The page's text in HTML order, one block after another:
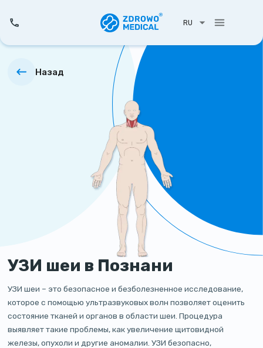
RU
Назад
УЗИ шеи в Познани
УЗИ шеи – это безопасное и безболезненное исследование,
которое с помощью ультразвуковых волн позволяет оценить
состояние тканей и органов в области шеи. Процедура
выявляет такие проблемы, как увеличение щитовидной
железы, опухоли и другие аномалии. УЗИ безопасно,